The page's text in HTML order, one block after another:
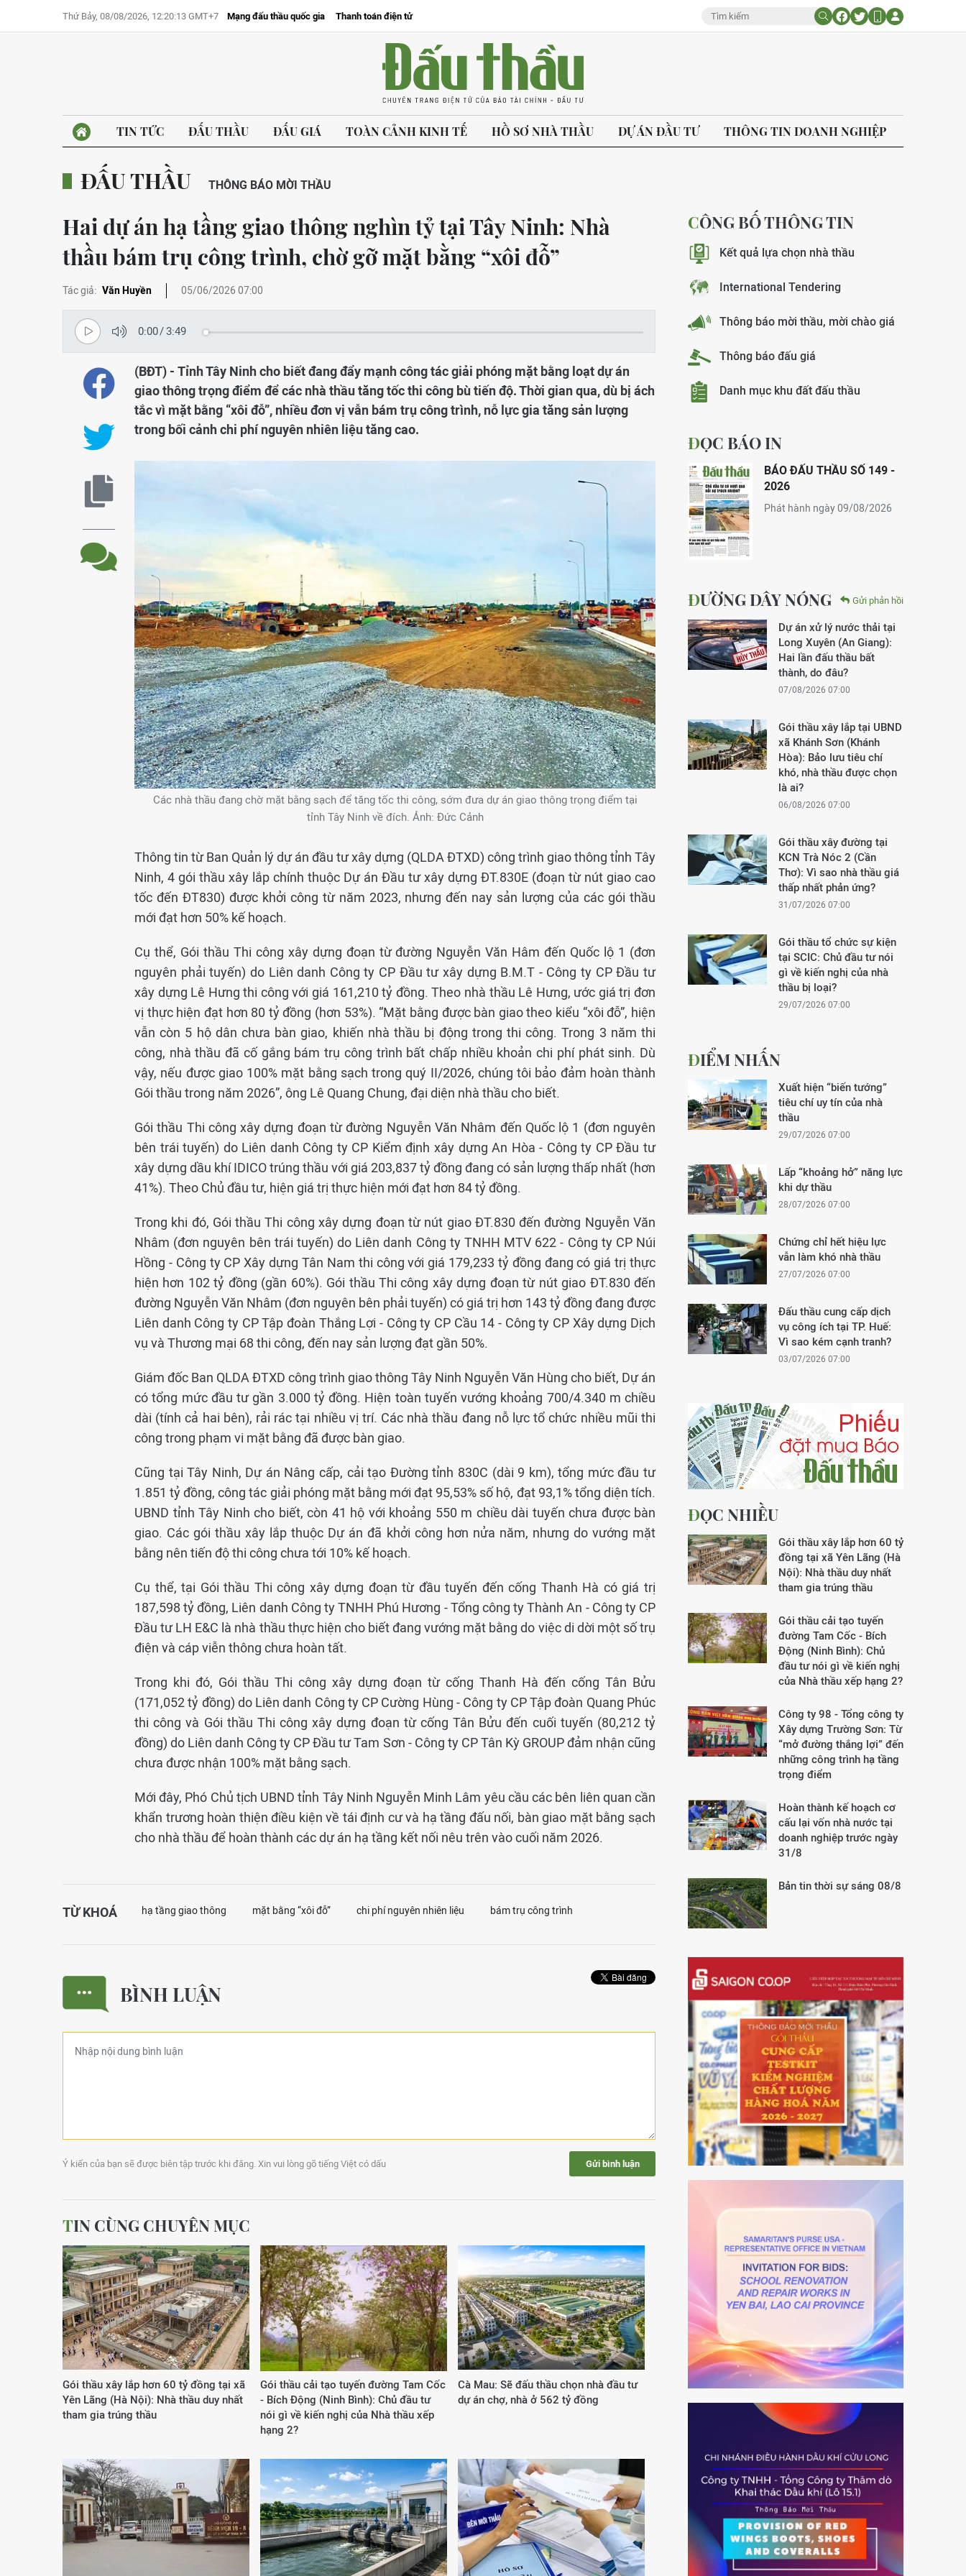
Thứ Bảy, 08/08/2026, 12:20:13 GMT+7 Mạng đấu thầu quốc gia Thanh toán điện tử
TIN TỨC ĐẤU THẦU ĐẤU GIÁ TOÀN CẢNH KINH TẾ HỒ SƠ NHÀ THẦU DỰ ÁN ĐẦU TƯ THÔNG TIN DOANH NGHIỆP
ĐẤU THẦU THÔNG BÁO MỜI THẦU
Hai dự án hạ tầng giao thông nghìn tỷ tại Tây Ninh: Nhà
thầu bám trụ công trình, chờ gỡ mặt bằng “xôi đỗ”
Tác giả: Văn Huyền 05/06/2026 07:00
0:00/3:49
(BĐT) - Tỉnh Tây Ninh cho biết đang đẩy mạnh công tác giải phóng mặt bằng loạt dự án
giao thông trọng điểm để các nhà thầu tăng tốc thi công bù tiến độ. Thời gian qua, dù bị ách
tắc vì mặt bằng “xôi đỗ”, nhiều đơn vị vẫn bám trụ công trình, nỗ lực gia tăng sản lượng
trong bối cảnh chi phí nguyên nhiên liệu tăng cao.
Các nhà thầu đang chờ mặt bằng sạch để tăng tốc thi công, sớm đưa dự án giao thông trọng điểm tại
tỉnh Tây Ninh về đích. Ảnh: Đức Cảnh
Thông tin từ Ban Quản lý dự án đầu tư xây dựng (QLDA ĐTXD) công trình giao thông tỉnh Tây
Ninh, 4 gói thầu xây lắp chính thuộc Dự án Đầu tư xây dựng ĐT.830E (đoạn từ nút giao cao
tốc đến ĐT830) được khởi công từ năm 2023, nhưng đến nay sản lượng của các gói thầu
mới đạt hơn 50% kế hoạch.
Cụ thể, Gói thầu Thi công xây dựng đoạn từ đường Nguyễn Văn Hâm đến Quốc lộ 1 (đơn
nguyên phải tuyến) do Liên danh Công ty CP Đầu tư xây dựng B.M.T - Công ty CP Đầu tư
xây dựng Lê Hưng thi công với giá 161,210 tỷ đồng. Theo nhà thầu Lê Hưng, ước giá trị đơn
vị thực hiện đạt hơn 80 tỷ đồng (hơn 53%). “Mặt bằng được bàn giao theo kiểu “xôi đỗ”, hiện
vẫn còn 5 hộ dân chưa bàn giao, khiến nhà thầu bị động trong thi công. Trong 3 năm thi
công, nhà thầu đã cố gắng bám trụ công trình bất chấp nhiều khoản chi phí phát sinh. Dù
vậy, nếu được giao 100% mặt bằng sạch trong quý II/2026, chúng tôi bảo đảm hoàn thành
Gói thầu trong năm 2026”, ông Lê Quang Chung, đại diện nhà thầu cho biết.
Gói thầu Thi công xây dựng đoạn từ đường Nguyễn Văn Nhâm đến Quốc lộ 1 (đơn nguyên
bên trái tuyến) do Liên danh Công ty CP Kiểm định xây dựng An Hòa - Công ty CP Đầu tư
xây dựng dầu khí IDICO trúng thầu với giá 203,837 tỷ đồng đang có sản lượng thấp nhất (hơn
41%). Theo Chủ đầu tư, hiện giá trị thực hiện mới đạt hơn 84 tỷ đồng.
Trong khi đó, Gói thầu Thi công xây dựng đoạn từ nút giao ĐT.830 đến đường Nguyễn Văn
Nhâm (đơn nguyên bên trái tuyến) do Liên danh Công ty TNHH MTV 622 - Công ty CP Núi
Hồng - Công ty CP Xây dựng Tân Nam thi công với giá 179,233 tỷ đồng đang có giá trị thực
hiện hơn 102 tỷ đồng (gần 60%). Gói thầu Thi công xây dựng đoạn từ nút giao ĐT.830 đến
đường Nguyễn Văn Nhâm (đơn nguyên bên phải tuyến) có giá trị hơn 143 tỷ đồng đang được
Liên danh Công ty CP Tập đoàn Thắng Lợi - Công ty CP Cầu 14 - Công ty CP Xây dựng Dịch
vụ và Thương mại 68 thi công, đến nay sản lượng đạt gần 50%.
Giám đốc Ban QLDA ĐTXD công trình giao thông Tây Ninh Nguyễn Văn Hùng cho biết, Dự án
có tổng mức đầu tư gần 3.000 tỷ đồng. Hiện toàn tuyến vướng khoảng 700/4.340 m chiều
dài (tính cả hai bên), rải rác tại nhiều vị trí. Các nhà thầu đang nỗ lực tổ chức nhiều mũi thi
công trong phạm vi mặt bằng đã được bàn giao.
Cũng tại Tây Ninh, Dự án Nâng cấp, cải tạo Đường tỉnh 830C (dài 9 km), tổng mức đầu tư
1.851 tỷ đồng, công tác giải phóng mặt bằng mới đạt 95,53% số hộ, đạt 93,1% tổng diện tích.
UBND tỉnh Tây Ninh cho biết, còn 41 hộ với khoảng 550 m chiều dài tuyến chưa được bàn
giao. Các gói thầu xây lắp thuộc Dự án đã khởi công hơn nửa năm, nhưng do vướng mặt
bằng nên tiến độ thi công chưa tới 10% kế hoạch.
Cụ thể, tại Gói thầu Thi công xây dựng đoạn từ đầu tuyến đến cống Thanh Hà có giá trị
187,598 tỷ đồng, Liên danh Công ty TNHH Phú Hương - Tổng công ty Thành An - Công ty CP
Đầu tư LH E&C là nhà thầu thực hiện cho biết đang vướng mặt bằng do việc di dời một số trụ
điện và cáp viễn thông chưa hoàn tất.
Trong khi đó, Gói thầu Thi công xây dựng đoạn từ cống Thanh Hà đến cống Tân Bửu
(171,052 tỷ đồng) do Liên danh Công ty CP Cường Hùng - Công ty CP Tập đoàn Quang Phúc
thi công và Gói thầu Thi công xây dựng đoạn từ cống Tân Bửu đến cuối tuyến (80,212 tỷ
đồng) do Liên danh Công ty CP Đầu tư Tam Sơn - Công ty CP Tân Kỳ GROUP đảm nhận cũng
chưa được nhận 100% mặt bằng sạch.
Mới đây, Phó Chủ tịch UBND tỉnh Tây Ninh Nguyễn Minh Lâm yêu cầu các bên liên quan cần
khẩn trương hoàn thiện điều kiện về tái định cư và hạ tầng đấu nối, bàn giao mặt bằng sạch
cho nhà thầu để hoàn thành các dự án hạ tầng kết nối nêu trên vào cuối năm 2026.
TỪ KHOÁ hạ tầng giao thông mặt bằng “xôi đỗ” chi phí nguyên nhiên liệu bám trụ công trình
BÌNH LUẬN
Ý kiến của bạn sẽ được biên tập trước khi đăng. Xin vui lòng gõ tiếng Việt có dấu Gửi bình luận
TIN CÙNG CHUYÊN MỤC
Gói thầu xây lắp hơn 60 tỷ đồng tại xã
Yên Lãng (Hà Nội): Nhà thầu duy nhất
tham gia trúng thầu
Gói thầu cải tạo tuyến đường Tam Cốc
- Bích Động (Ninh Bình): Chủ đầu tư
nói gì về kiến nghị của Nhà thầu xếp
hạng 2?
Cà Mau: Sẽ đấu thầu chọn nhà đầu tư
dự án chợ, nhà ở 562 tỷ đồng
CÔNG BỐ THÔNG TIN
Kết quả lựa chọn nhà thầu
International Tendering
Thông báo mời thầu, mời chào giá
Thông báo đấu giá
Danh mục khu đất đấu thầu
ĐỌC BÁO IN
BÁO ĐẤU THẦU SỐ 149 -
2026
Phát hành ngày 09/08/2026
ĐƯỜNG DÂY NÓNG Gửi phản hồi
Dự án xử lý nước thải tại
Long Xuyên (An Giang):
Hai lần đấu thầu bất
thành, do đâu?
07/08/2026 07:00
Gói thầu xây lắp tại UBND
xã Khánh Sơn (Khánh
Hòa): Bảo lưu tiêu chí
khó, nhà thầu được chọn
là ai?
06/08/2026 07:00
Gói thầu xây đường tại
KCN Trà Nóc 2 (Cần
Thơ): Vì sao nhà thầu giá
thấp nhất phản ứng?
31/07/2026 07:00
Gói thầu tổ chức sự kiện
tại SCIC: Chủ đầu tư nói
gì về kiến nghị của nhà
thầu bị loại?
29/07/2026 07:00
ĐIỂM NHẤN
Xuất hiện “biến tướng”
tiêu chí uy tín của nhà
thầu
29/07/2026 07:00
Lấp “khoảng hở” năng lực
khi dự thầu
28/07/2026 07:00
Chứng chỉ hết hiệu lực
vẫn làm khó nhà thầu
27/07/2026 07:00
Đấu thầu cung cấp dịch
vụ công ích tại TP. Huế:
Vì sao kém cạnh tranh?
03/07/2026 07:00
ĐỌC NHIỀU
Gói thầu xây lắp hơn 60 tỷ
đồng tại xã Yên Lãng (Hà
Nội): Nhà thầu duy nhất
tham gia trúng thầu
Gói thầu cải tạo tuyến
đường Tam Cốc - Bích
Động (Ninh Bình): Chủ
đầu tư nói gì về kiến nghị
của Nhà thầu xếp hạng 2?
Công ty 98 - Tổng công ty
Xây dựng Trường Sơn: Từ
“mở đường thắng lợi” đến
những công trình hạ tầng
trọng điểm
Hoàn thành kế hoạch cơ
cấu lại vốn nhà nước tại
doanh nghiệp trước ngày
31/8
Bản tin thời sự sáng 08/8